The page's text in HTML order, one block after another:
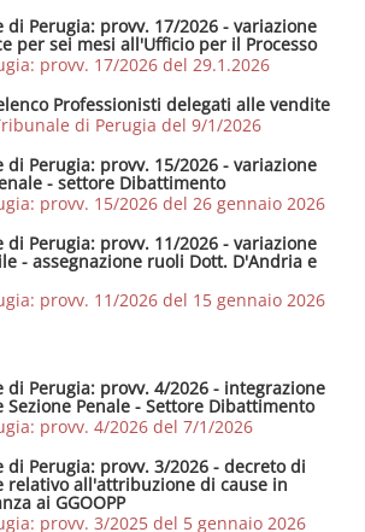
di Perugia: provv. 17/2026 - variazione
per sei mesi all'Ufficio per il Processo
provv. 17/2026 del 29.1.2026
Professionisti delegati alle vendite
di Perugia del 9/1/2026
di Perugia: provv. 15/2026 - variazione
- settore Dibattimento
provv. 15/2026 del 26 gennaio 2026
di Perugia: provv. 11/2026 - variazione
- assegnazione ruoli Dott. D'Andria e
provv. 11/2026 del 15 gennaio 2026
di Perugia: provv. 4/2026 - integrazione
Penale - Settore Dibattimento
provv. 4/2026 del 7/1/2026
di Perugia: provv. 3/2026 - decreto di
relativo all'attribuzione di cause in
ai GGOOPP
provv. 3/2025 del 5 gennaio 2026